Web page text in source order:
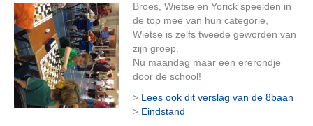
Broes, Wietse en Yorick speelden in
de top mee van hun categorie,
Wietse is zelfs tweede geworden van
zijn groep.
Nu maandag maar een ererondje
door de school!
> Lees ook dit verslag van de 8baan
> Eindstand